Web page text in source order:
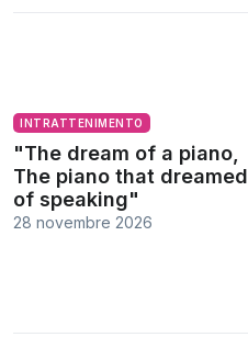
INTRATTENIMENTO
"The dream of a piano,
The piano that dreamed
of speaking"
28 novembre 2026